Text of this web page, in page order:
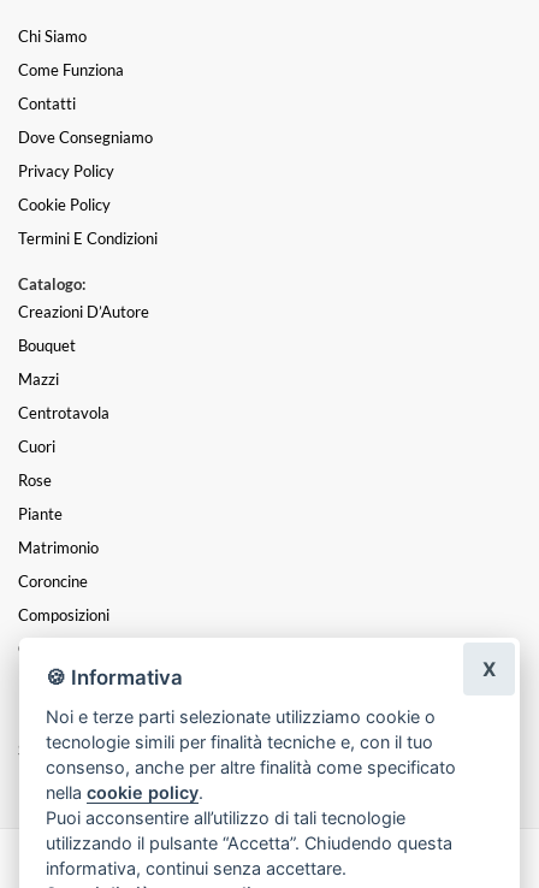
Chi Siamo
Come Funziona
Contatti
Dove Consegniamo
Privacy Policy
Cookie Policy
Termini E Condizioni
Catalogo:
Creazioni D’Autore
Bouquet
Mazzi
Centrotavola
Cuori
Rose
Piante
Matrimonio
Coroncine
Composizioni
Cesti
Funebre
Festa Della Mamma
San Valentino
Made with byInfoser.it- Realizzazione Siti ecommerce per Fioristi
🍪 Informativa
Noi e terze parti selezionate utilizziamo cookie o
tecnologie simili per finalità tecniche e, con il tuo
consenso, anche per altre finalità come specificato
nellacookie policy.
Puoi acconsentire all’utilizzo di tali tecnologie
utilizzando il pulsante “Accetta”. Chiudendo questa
informativa, continui senza accettare.
X